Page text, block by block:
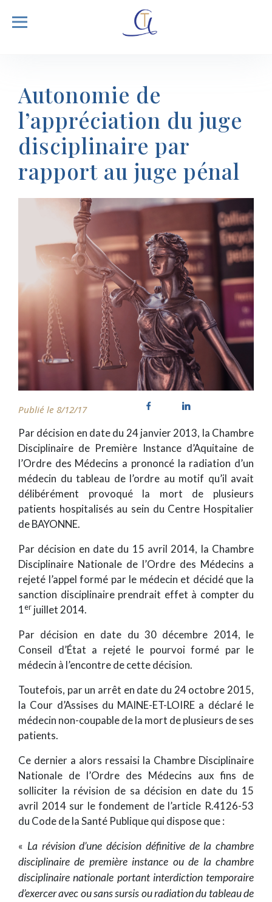
Autonomie de
l’appréciation du juge
disciplinaire par
rapport au juge pénal
Publié le 8/12/17
Par décision en date du 24 janvier 2013, la Chambre
Disciplinaire de Première Instance d’Aquitaine de
l’Ordre des Médecins a prononcé la radiation d’un
médecin du tableau de l’ordre au motif qu’il avait
délibérément provoqué la mort de plusieurs
patients hospitalisés au sein du Centre Hospitalier
de BAYONNE.
Par décision en date du 15 avril 2014, la Chambre
Disciplinaire Nationale de l’Ordre des Médecins a
rejeté l’appel formé par le médecin et décidé que la
sanction disciplinaire prendrait effet à compter du
1er juillet 2014.
Par décision en date du 30 décembre 2014, le
Conseil d’État a rejeté le pourvoi formé par le
médecin à l’encontre de cette décision.
Toutefois, par un arrêt en date du 24 octobre 2015,
la Cour d’Assises du MAINE-ET-LOIRE a déclaré le
médecin non-coupable de la mort de plusieurs de ses
patients.
Ce dernier a alors ressaisi la Chambre Disciplinaire
Nationale de l’Ordre des Médecins aux fins de
solliciter la révision de sa décision en date du 15
avril 2014 sur le fondement de l’article R.4126-53
du Code de la Santé Publique qui dispose que :
« La révision d’une décision définitive de la chambre
disciplinaire de première instance ou de la chambre
disciplinaire nationale portant interdiction temporaire
d’exercer avec ou sans sursis ou radiation du tableau de